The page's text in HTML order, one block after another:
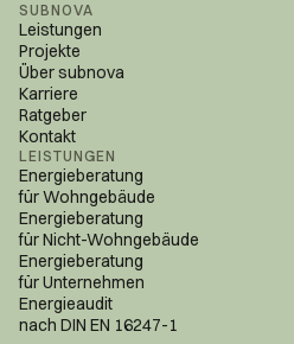
SUBNOVA
Leistungen
Projekte
Über subnova
Karriere
Ratgeber
Kontakt
LEISTUNGEN
Energieberatung
für Wohngebäude
Energieberatung
für Nicht-Wohngebäude
Energieberatung
für Unternehmen
Energieaudit
nach DIN EN 16247-1